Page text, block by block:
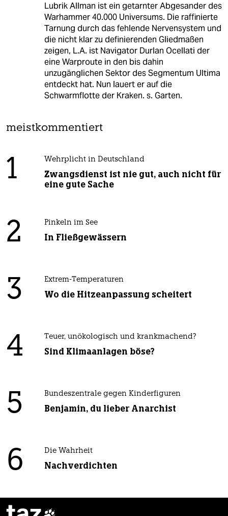
Lubrik Allman ist ein getarnter Abgesander des
Warhammer 40.000 Universums. Die raffinierte
Tarnung durch das fehlende Nervensystem und
die nicht klar zu definierenden Gliedmaßen
zeigen, L.A. ist Navigator Durlan Ocellati der
eine Warproute in den bis dahin
unzugänglichen Sektor des Segmentum Ultima
entdeckt hat. Nun lauert er auf die
Schwarmflotte der Kraken. s. Garten.
meistkommentiert
1 Wehrplicht in Deutschland
Zwangsdienst ist nie gut, auch nicht für
eine gute Sache
2 Pinkeln im See
In Fließgewässern
3 Extrem-Temperaturen
Wo die Hitzeanpassung scheitert
4 Teuer, unökologisch und krankmachend?
Sind Klimaanlagen böse?
5 Bundeszentrale gegen Kinderfiguren
Benjamin, du lieber Anarchist
6 Die Wahrheit
Nachverdichten